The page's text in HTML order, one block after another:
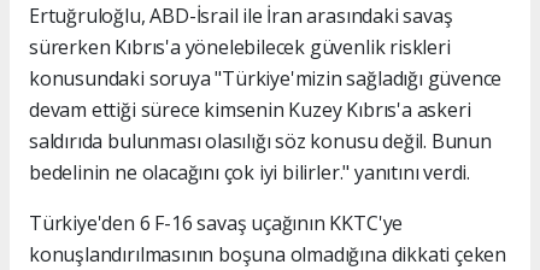
Ertuğruloğlu, ABD-İsrail ile İran arasındaki savaş
sürerken Kıbrıs'a yönelebilecek güvenlik riskleri
konusundaki soruya "Türkiye'mizin sağladığı güvence
devam ettiği sürece kimsenin Kuzey Kıbrıs'a askeri
saldırıda bulunması olasılığı söz konusu değil. Bunun
bedelinin ne olacağını çok iyi bilirler." yanıtını verdi.
Türkiye'den 6 F-16 savaş uçağının KKTC'ye
konuşlandırılmasının boşuna olmadığına dikkati çeken